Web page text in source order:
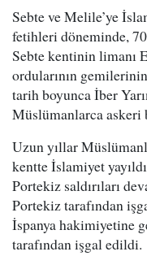
Sebte ve Melile’ye
fetihleri döneminde,
Sebte kentinin limanı
ordularının
tarih boyunca İber
Müslümanlarca askeri
Uzun yıllar
kentte İslamiyet
Portekiz saldırıları
Portekiz tarafından
İspanya hakimiyetine
tarafından işgal edildi.